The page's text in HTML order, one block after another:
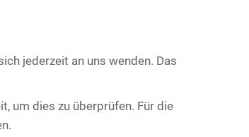
jederzeit an uns wenden. Das
um dies zu überprüfen. Für die